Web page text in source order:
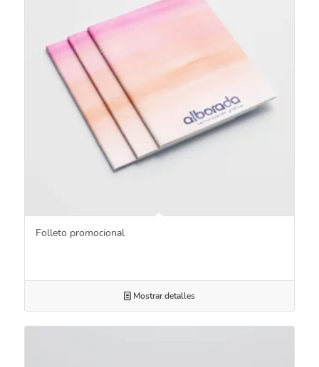
Folleto promocional
Mostrar detalles